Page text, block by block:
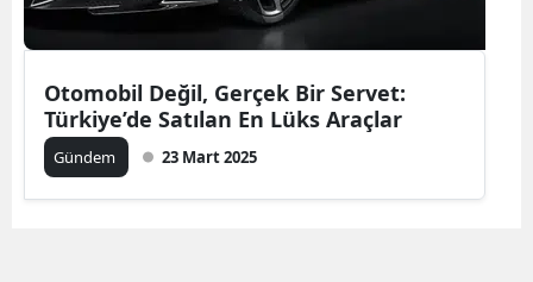
Çankırı
Çorum
Otomobil Değil, Gerçek Bir Servet:
Türkiye’de Satılan En Lüks Araçlar
Gündem 23 Mart 2025